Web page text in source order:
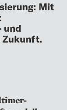
Mit
und
Zukunft.